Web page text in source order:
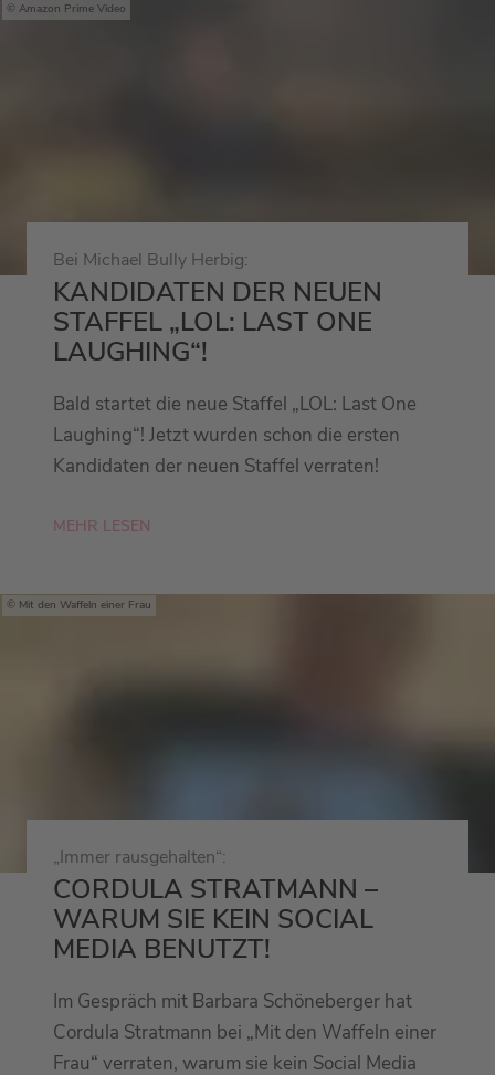
Amazon Prime Video
Bei Michael Bully Herbig:
KANDIDATEN DER NEUEN
STAFFEL „LOL: LAST ONE
LAUGHING“!
Bald startet die neue Staffel „LOL: Last One
Laughing“! Jetzt wurden schon die ersten
Kandidaten der neuen Staffel verraten!
MEHR LESEN
Mit den Waffeln einer Frau
„Immer rausgehalten“:
CORDULA STRATMANN –
WARUM SIE KEIN SOCIAL
MEDIA BENUTZT!
Im Gespräch mit Barbara Schöneberger hat
Cordula Stratmann bei „Mit den Waffeln einer
Frau“ verraten, warum sie kein Social Media